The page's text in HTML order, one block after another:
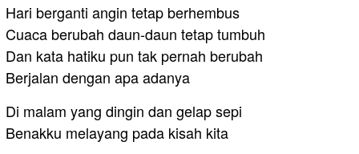
Hari berganti angin tetap berhembus
Cuaca berubah daun-daun tetap tumbuh
Dan kata hatiku pun tak pernah berubah
Berjalan dengan apa adanya
Di malam yang dingin dan gelap sepi
Benakku melayang pada kisah kita